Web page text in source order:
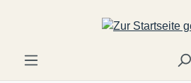
Zum Hauptinhalt springen